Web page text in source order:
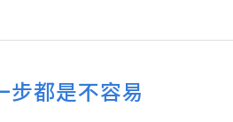
步都是不容易